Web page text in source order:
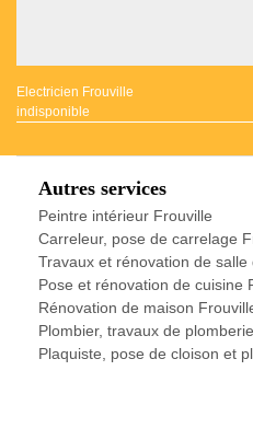
Electricien Frouville
indisponible
Autres services
Peintre intérieur Frouville
Carreleur, pose de carrelage
Travaux et rénovation de salle
Pose et rénovation de cuisine
Rénovation de maison
Plombier, travaux de
Plaquiste, pose de cloison et